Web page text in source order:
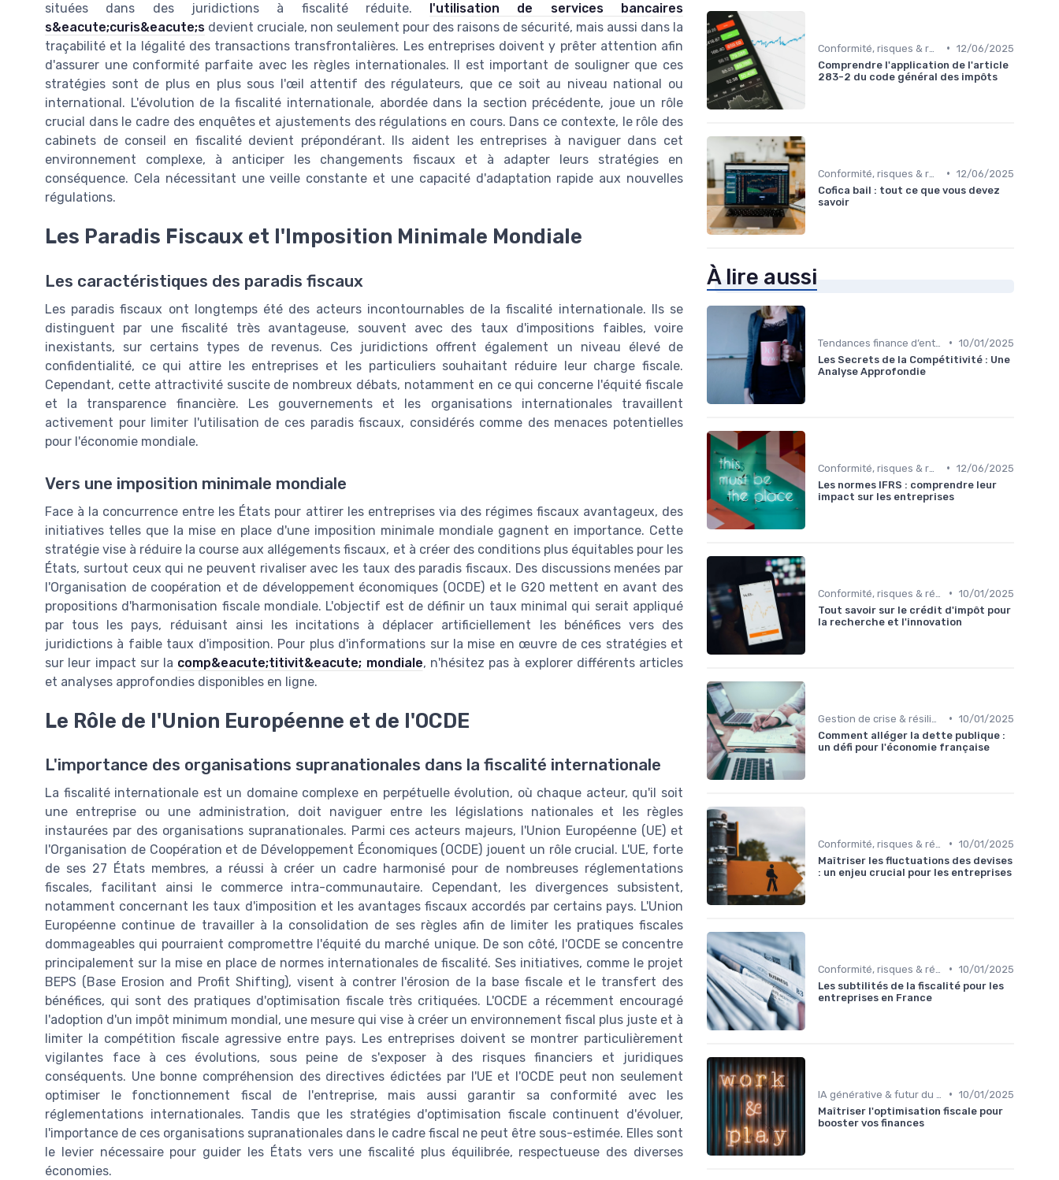
situées dans des juridictions à fiscalité réduite.
l'utilisation de services bancaires
s&eacute;curis&eacute;s devient cruciale, non seulement pour des raisons de sécurité, mais aussi dans la
traçabilité et la légalité des transactions transfrontalières. Les entreprises doivent y prêter attention afin
d'assurer une conformité parfaite avec les règles internationales. Il est important de souligner que ces
stratégies sont de plus en plus sous l'œil attentif des régulateurs, que ce soit au niveau national ou
international. L'évolution de la fiscalité internationale, abordée dans la section précédente, joue un rôle
crucial dans le cadre des enquêtes et ajustements des régulations en cours. Dans ce contexte, le rôle des
cabinets de conseil en fiscalité devient prépondérant. Ils aident les entreprises à naviguer dans cet
environnement complexe, à anticiper les changements fiscaux et à adapter leurs stratégies en
conséquence. Cela nécessitant une veille constante et une capacité d'adaptation rapide aux nouvelles
régulations.
Les Paradis Fiscaux et l'Imposition Minimale Mondiale
Les caractéristiques des paradis fiscaux
Les paradis fiscaux ont longtemps été des acteurs incontournables de la fiscalité internationale. Ils se
distinguent par une fiscalité très avantageuse, souvent avec des taux d'impositions faibles, voire
inexistants, sur certains types de revenus. Ces juridictions offrent également un niveau élevé de
confidentialité, ce qui attire les entreprises et les particuliers souhaitant réduire leur charge fiscale.
Cependant, cette attractivité suscite de nombreux débats, notamment en ce qui concerne l'équité fiscale
et la transparence financière. Les gouvernements et les organisations internationales travaillent
activement pour limiter l'utilisation de ces paradis fiscaux, considérés comme des menaces potentielles
pour l'économie mondiale.
Vers une imposition minimale mondiale
Face à la concurrence entre les États pour attirer les entreprises via des régimes fiscaux avantageux, des
initiatives telles que la mise en place d'une imposition minimale mondiale gagnent en importance. Cette
stratégie vise à réduire la course aux allégements fiscaux, et à créer des conditions plus équitables pour les
États, surtout ceux qui ne peuvent rivaliser avec les taux des paradis fiscaux. Des discussions menées par
l'Organisation de coopération et de développement économiques (OCDE) et le G20 mettent en avant des
propositions d'harmonisation fiscale mondiale. L'objectif est de définir un taux minimal qui serait appliqué
par tous les pays, réduisant ainsi les incitations à déplacer artificiellement les bénéfices vers des
juridictions à faible taux d'imposition. Pour plus d'informations sur la mise en œuvre de ces stratégies et
sur leur impact sur la comp&eacute;titivit&eacute; mondiale, n'hésitez pas à explorer différents articles
et analyses approfondies disponibles en ligne.
Le Rôle de l'Union Européenne et de l'OCDE
L'importance des organisations supranationales dans la fiscalité internationale
La fiscalité internationale est un domaine complexe en perpétuelle évolution, où chaque acteur, qu'il soit
une entreprise ou une administration, doit naviguer entre les législations nationales et les règles
instaurées par des organisations supranationales. Parmi ces acteurs majeurs, l'Union Européenne (UE) et
l'Organisation de Coopération et de Développement Économiques (OCDE) jouent un rôle crucial. L'UE, forte
de ses 27 États membres, a réussi à créer un cadre harmonisé pour de nombreuses réglementations
fiscales, facilitant ainsi le commerce intra-communautaire. Cependant, les divergences subsistent,
notamment concernant les taux d'imposition et les avantages fiscaux accordés par certains pays. L'Union
Européenne continue de travailler à la consolidation de ses règles afin de limiter les pratiques fiscales
dommageables qui pourraient compromettre l'équité du marché unique. De son côté, l'OCDE se concentre
principalement sur la mise en place de normes internationales de fiscalité. Ses initiatives, comme le projet
BEPS (Base Erosion and Profit Shifting), visent à contrer l'érosion de la base fiscale et le transfert des
bénéfices, qui sont des pratiques d'optimisation fiscale très critiquées. L'OCDE a récemment encouragé
l'adoption d'un impôt minimum mondial, une mesure qui vise à créer un environnement fiscal plus juste et à
limiter la compétition fiscale agressive entre pays. Les entreprises doivent se montrer particulièrement
vigilantes face à ces évolutions, sous peine de s'exposer à des risques financiers et juridiques
conséquents. Une bonne compréhension des directives édictées par l'UE et l'OCDE peut non seulement
optimiser le fonctionnement fiscal de l'entreprise, mais aussi garantir sa conformité avec les
réglementations internationales. Tandis que les stratégies d'optimisation fiscale continuent d'évoluer,
l'importance de ces organisations supranationales dans le cadre fiscal ne peut être sous-estimée. Elles sont
le levier nécessaire pour guider les États vers une fiscalité plus équilibrée, respectueuse des diverses
économies.
• 12/06/2025
Comprendre l'application de l'article
283-2 du code général des impôts
• 12/06/2025
Cofica bail : tout ce que vous devez
savoir
À lire aussi
• 10/01/2025
Les Secrets de la Compétitivité : Une
Analyse Approfondie
• 12/06/2025
Les normes IFRS : comprendre leur
impact sur les entreprises
• 10/01/2025
Tout savoir sur le crédit d'impôt pour
la recherche et l'innovation
• 10/01/2025
Comment alléger la dette publique :
un défi pour l'économie française
• 10/01/2025
Maîtriser les fluctuations des devises
: un enjeu crucial pour les entreprises
• 10/01/2025
Les subtilités de la fiscalité pour les
entreprises en France
• 10/01/2025
Maîtriser l'optimisation fiscale pour
booster vos finances